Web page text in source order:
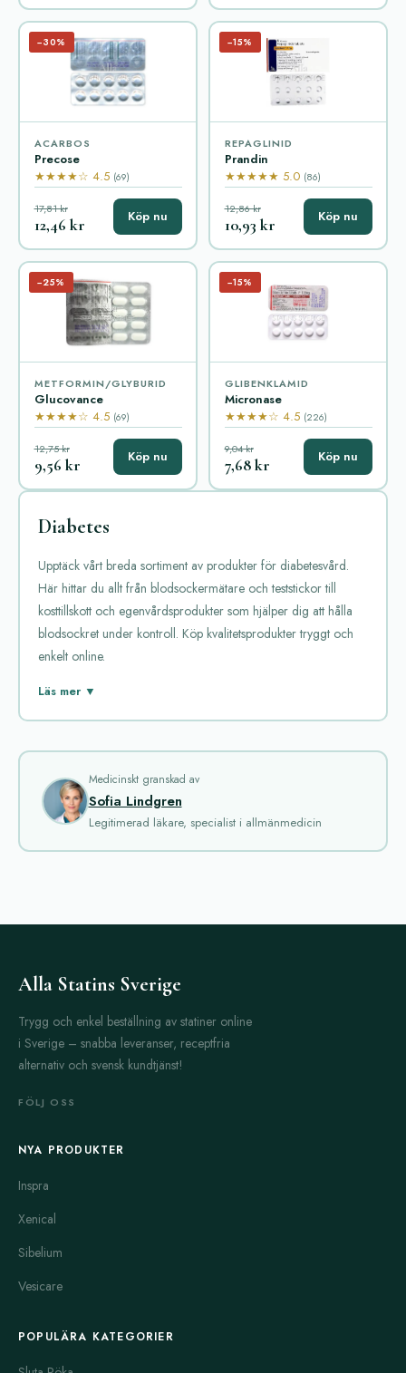
−30%
ACARBOS
Precose
★★★★☆ 4.5 (69)
17,81 kr
12,46 kr Köp nu
−15%
REPAGLINID
Prandin
★★★★★ 5.0 (86)
12,86 kr
10,93 kr Köp nu
−25%
METFORMIN/GLYBURID
Glucovance
★★★★☆ 4.5 (69)
12,75 kr
9,56 kr Köp nu
−15%
GLIBENKLAMID
Micronase
★★★★☆ 4.5 (226)
9,04 kr
7,68 kr Köp nu
Diabetes
Upptäck vårt breda sortiment av produkter för diabetesvård.
Här hittar du allt från blodsockermätare och teststickor till
kosttillskott och egenvårdsprodukter som hjälper dig att hålla
blodsockret under kontroll. Köp kvalitetsprodukter tryggt och
enkelt online.
Diabetes är en chronisk sjukdom som påverkar
hjälper till att reglera blodsockret. Här följer en genomgång av
några av de mest använda medicinerna.
Actosär en medicin som tillhör gruppen tiazolidindioner. Den
hjälper kroppen att använda insulin bättre. Actos ökar insulinets
effekt i muskel- och fettceller. Den kan också minska mängden
och ger jämnare blodsockerkontroll.
Glucotrol och Glucotrol XL
Glucovance
Micronase
Prandin
Rybelsus
diabetesmediciner. Metforminbaserade läkemedel
som Glucophage och Glycomet är ofta
används när extra insulinproduktion behövs.
Läs mer ▼
Medicinskt granskad av
Sofia Lindgren
Legitimerad läkare, specialist i allmänmedicin
Alla Statins Sverige
Trygg och enkel beställning av statiner online
i Sverige – snabba leveranser, receptfria
alternativ och svensk kundtjänst!
FÖLJ OSS
NYA PRODUKTER
Inspra
Xenical
Sibelium
Vesicare
POPULÄRA KATEGORIER